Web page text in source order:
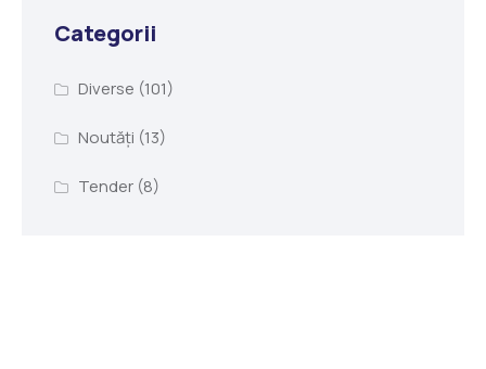
Categorii
Diverse (101)
Noutăți (13)
Tender(8)